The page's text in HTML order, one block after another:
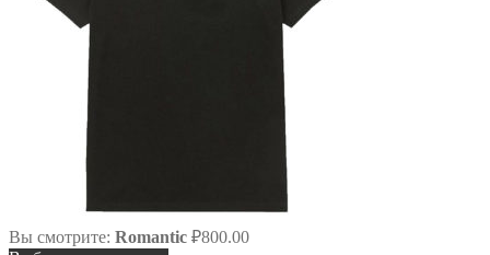
Вы смотрите: Romantic ₽800.00